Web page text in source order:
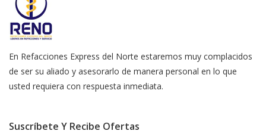
En Refacciones Express del Norte estaremos muy complacidos
de ser su aliado y asesorarlo de manera personal en lo que
usted requiera con respuesta inmediata.
Suscríbete Y Recibe Ofertas